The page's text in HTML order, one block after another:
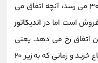
RSI زمانی که به بالای مرز ۷۰ یا زیر ۳۰ می رسد، آنچه اتفاق می
فروش است اما دراندیکاتور
در اعداد ۸۰ و ۲۰ این اتفاق رخ می دهد. یعنی
زمانی که به بالای ۸۰ برسد حالت اشباع خرید و زمانی که به زیر ۲۰